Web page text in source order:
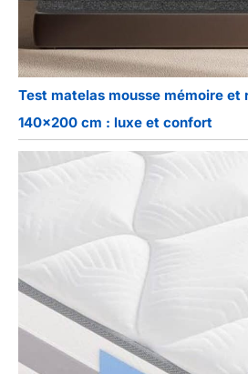
Test matelas mousse mémoire et
140×200 cm : luxe et confort